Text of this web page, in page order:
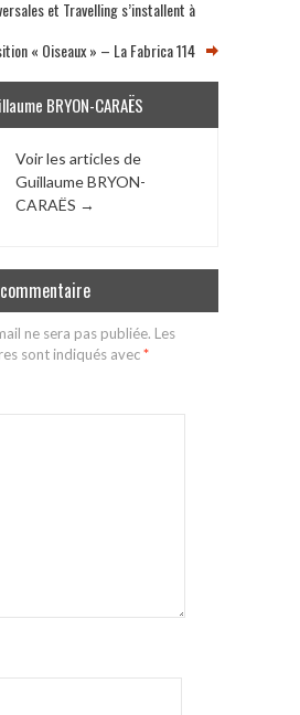
et Travelling s’installent à
« Oiseaux » – La Fabrica 114
BRYON-CARAËS
Voir les articles de
Guillaume BRYON-
CARAËS →
ne sera pas publiée. Les
sont indiqués avec*